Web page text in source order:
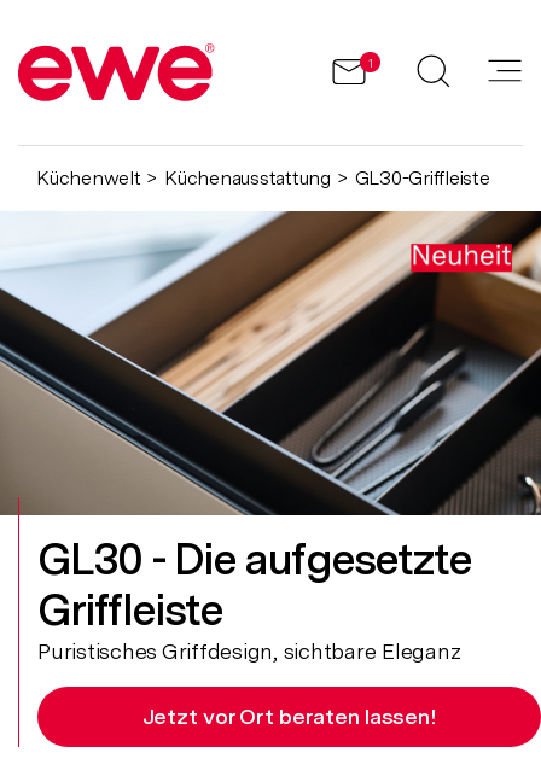
1
Küchenwelt Küchenausstattung GL30-Griffleiste
GL30 - Die aufgesetzte
Griffleiste
Puristisches Griffdesign, sichtbare Eleganz
Jetzt vor Ort beraten lassen!